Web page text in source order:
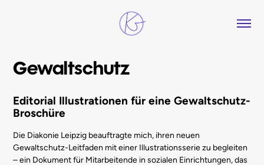
Gewaltschutz
Editorial Illustrationen für eine Gewaltschutz-
Broschüre
Die Diakonie Leipzig beauftragte mich, ihren neuen
Gewaltschutz-Leitfaden mit einer Illustrationsserie zu begleiten
– ein Dokument für Mitarbeitende in sozialen Einrichtungen, das